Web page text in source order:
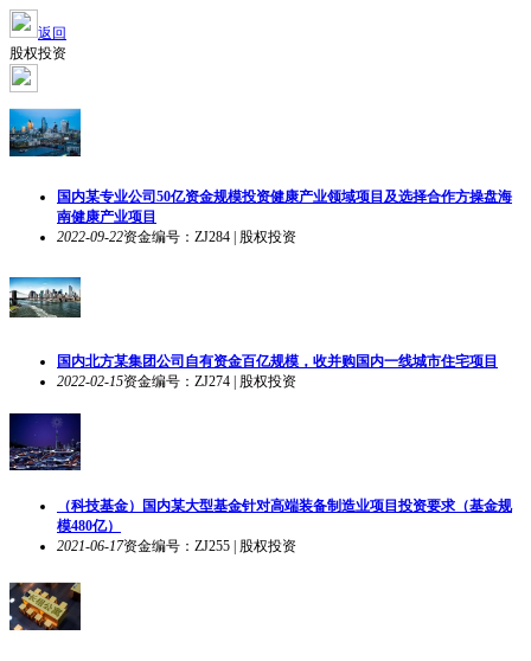
返回
股权投资
国内某专业公司50亿资金规模投资健康产业领域项目及选择合作方操盘海
南健康产业项目
2022-09-22资金编号：ZJ284 | 股权投资
国内北方某集团公司自有资金百亿规模，收并购国内一线城市住宅项目
2022-02-15资金编号：ZJ274 | 股权投资
（科技基金）国内某大型基金针对高端装备制造业项目投资要求（基金规
模480亿）
2021-06-17资金编号：ZJ255 | 股权投资